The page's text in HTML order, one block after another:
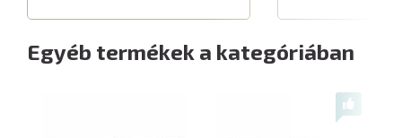
Egyéb termékek a kategóriában